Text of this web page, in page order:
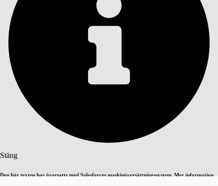
Stäng
Den här texten har översatts med Salesforces maskinöversättningssystem. Mer information
Innehållsförteckningar
INNEHÅLLSFÖRTECKNINGAR